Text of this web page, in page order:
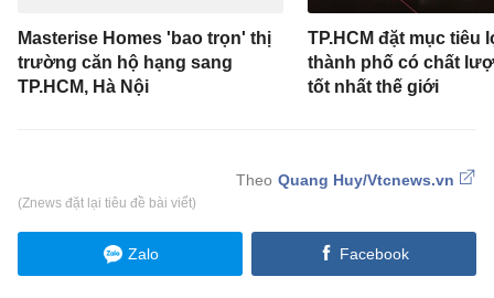
Masterise Homes 'bao trọn' thị
trường căn hộ hạng sang
TP.HCM, Hà Nội
TP.HCM đặt mục tiêu
thành phố có chất
tốt nhất thế giới
Quang Huy/Vtcnews.vn
(Znews đặt lại tiêu đề bài viết)
Zalo Facebook